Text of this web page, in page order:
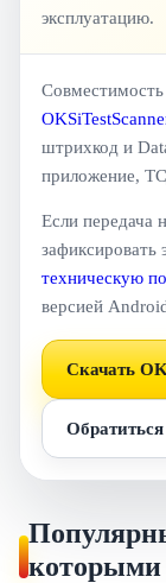
эксплуатацию.
штрихкод и
приложение,
Если передача
зафиксировать
техническую
версией
Скачать
которыми